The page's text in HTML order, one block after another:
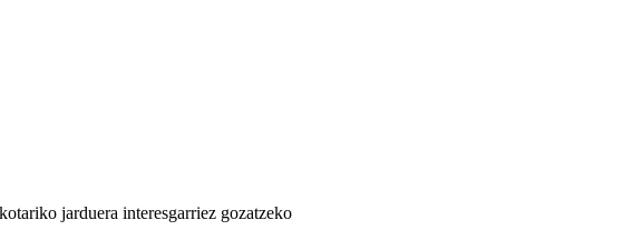
jarduera interesgarriez gozatzeko